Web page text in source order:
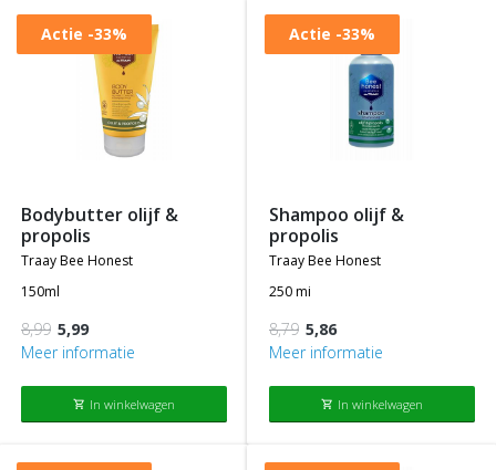
Actie -33%
bodybutter olijf &
propolis
traay bee honest
150ml
8,99 5,99
Meer informatie
shopping_cart In winkelwagen
Actie -33%
shampoo olijf &
propolis
traay bee honest
250 mi
8,79 5,86
Meer informatie
shopping_cart In winkelwagen